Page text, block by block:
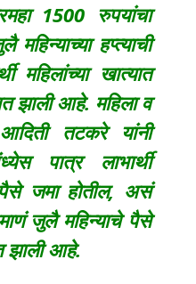
1500 रुपयांचा
हप्त्याची
महिलांच्या खात्यात
झाली आहे. महिला व
तटकरे यांनी
पात्र लाभार्थी
पैसे जमा होतील, असं
जुलै महिन्याचे पैसे
झाली आहे.